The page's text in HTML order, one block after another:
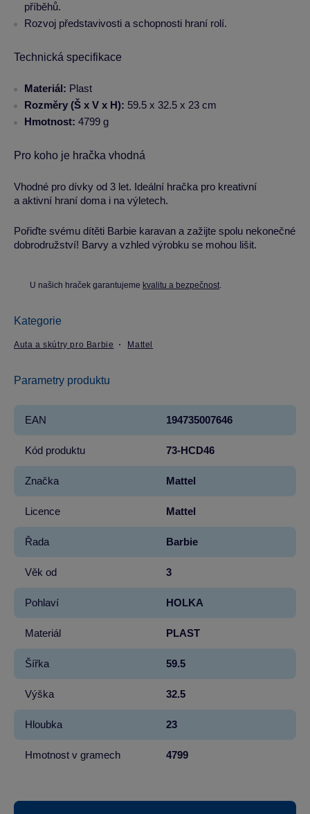
příběhů.
Rozvoj představivosti a schopnosti hraní rolí.
Technická specifikace
Materiál: Plast
Rozměry (Š x V x H): 59.5 x 32.5 x 23 cm
Hmotnost: 4799 g
Pro koho je hračka vhodná
Vhodné pro dívky od 3 let. Ideální hračka pro kreativní
a aktivní hraní doma i na výletech.
Pořiďte svému dítěti Barbie karavan a zažijte spolu nekonečné
dobrodružství! Barvy a vzhled výrobku se mohou lišit.
U našich hraček garantujeme kvalitu a bezpečnost.
Kategorie
Auta a skútry pro Barbie Mattel
Parametry produktu
EAN 194735007646
Kód produktu 73-HCD46
Značka Mattel
Licence Mattel
Řada Barbie
Věk od 3
Pohlaví HOLKA
Materiál PLAST
Šířka 59.5
Výška 32.5
Hloubka 23
Hmotnost v gramech 4799